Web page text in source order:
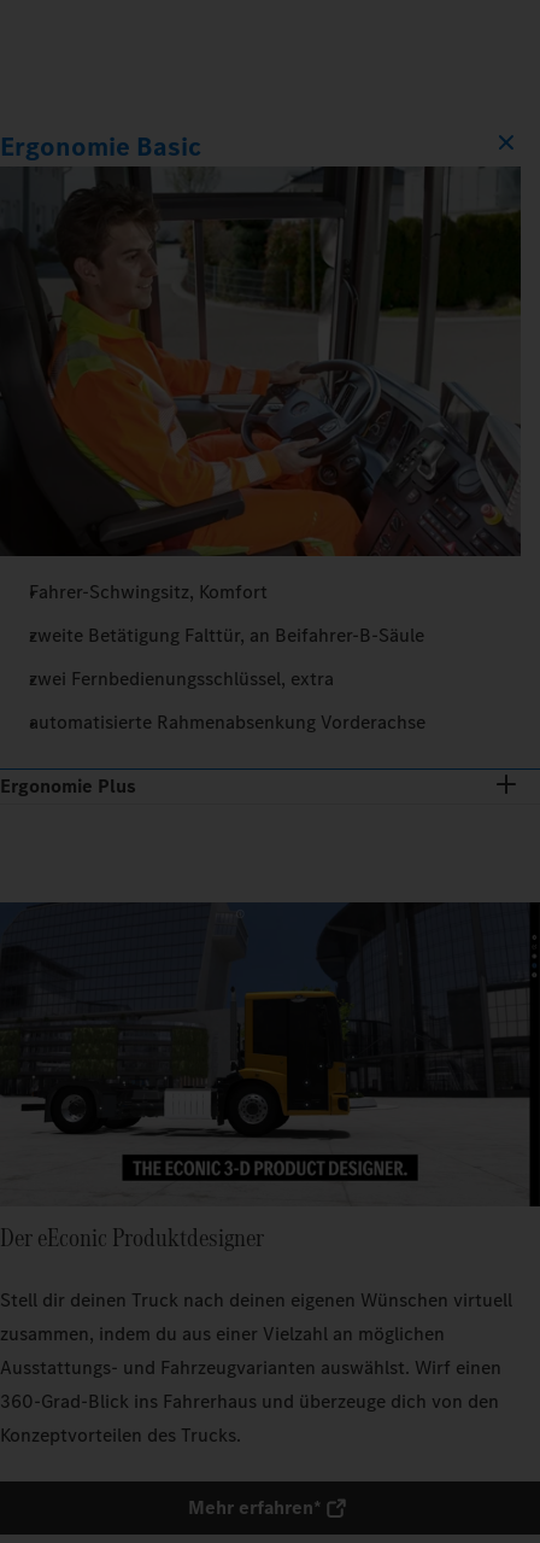
Ergonomie Basic
Fahrer-Schwingsitz, Komfort
zweite Betätigung Falttür, an Beifahrer-B-Säule
zwei Fernbedienungsschlüssel, extra
automatisierte Rahmenabsenkung Vorderachse
Ergonomie Plus
Der eEconic Produktdesigner
Stell dir deinen Truck nach deinen eigenen Wünschen virtuell
zusammen, indem du aus einer Vielzahl an möglichen
Ausstattungs- und Fahrzeugvarianten auswählst. Wirf einen
360-Grad-Blick ins Fahrerhaus und überzeuge dich von den
Konzeptvorteilen des Trucks.
Mehr erfahren*